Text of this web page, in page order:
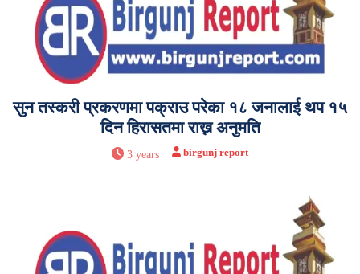
सुन तस्करी प्रकरणमा पक्राउ परेका १८ जनालाई थप १५
दिन हिरासतमा राख्न अनुमति
3 years birgunj report